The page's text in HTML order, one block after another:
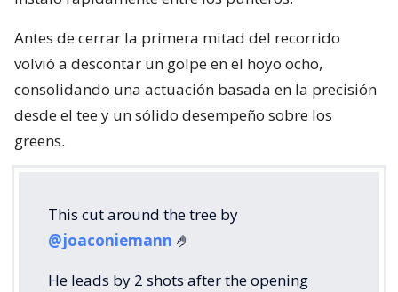
Antes de cerrar la primera mitad del recorrido
volvió a descontar un golpe en el hoyo ocho,
consolidando una actuación basada en la precisión
desde el tee y un sólido desempeño sobre los
greens.
This cut around the tree by
@joaconiemann 🤌
He leads by 2 shots after the opening